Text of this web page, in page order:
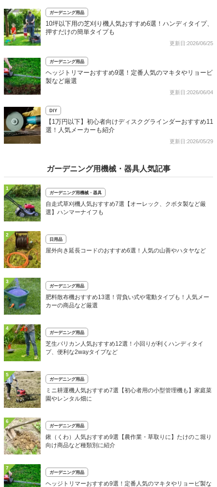
ガーデニング用品
10坪以下用の芝刈り機人気おすすめ6選！ハンディタイプ、
押すだけの簡単タイプも
更新日:2026/06/25
ガーデニング用品
ヘッジトリマーおすすめ9選！定番人気のマキタやリョービ
製など厳選
更新日:2026/06/04
DIY
【1万円以下】初心者向けディスクグラインダーおすすめ11
選！人気メーカーも紹介
更新日:2026/05/29
ガーデニング用機械・器具人気記事
1
ガーデニング用機械・器具
自走式草刈機人気おすすめ7選【オーレック、クボタ製など厳
選】ハンマーナイフも
2
日用品
屋外向き延長コードのおすすめ6選！人気の山善やハタヤなど
3
ガーデニング用品
肥料散布機おすすめ13選！背負い式や電動タイプも！人気メー
カーの商品など厳選
4
ガーデニング用品
芝生バリカン人気おすすめ12選！小回りが利くハンディタイ
プ、便利な2wayタイプなど
5
ガーデニング用品
ミニ耕運機人気おすすめ7選【初心者用の小型管理機も】家庭菜
園やレンタル畑に
6
ガーデニング用品
鍬（くわ）人気おすすめ9選【農作業・草取りに】たけのこ堀り
向け商品など種類別に紹介
7
ガーデニング用品
ヘッジトリマーおすすめ9選！定番人気のマキタやリョービ製な